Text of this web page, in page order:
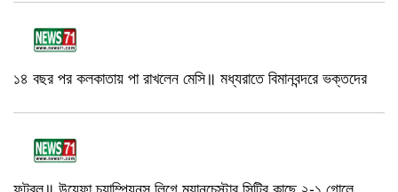
১৪ বছর পর কলকাতায় পা রাখলেন মেসি॥ মধ্যরাতে বিমানবন্দরে ভক্তদের